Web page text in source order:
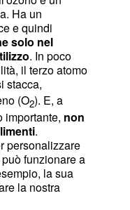
Ha un
e quindi
solo nel
. In poco
il terzo atomo
stacca,
(O2). E, a
importante, non
.
personalizzare
funzionare a
la sua
la nostra